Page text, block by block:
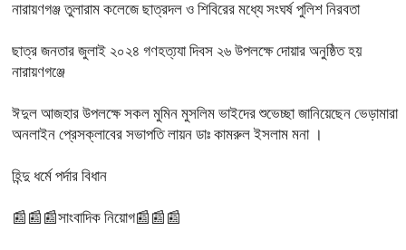
নারায়ণগঞ্জ তুলারাম কলেজে ছাত্রদল ও শিবিরের মধ্যে সংঘর্ষ পুলিশ নিরবতা
ছাত্র জনতার জুলাই ২০২৪ গণহত্য্যা দিবস ২৬ উপলক্ষে দোয়ার অনুষ্ঠিত হয়
নারায়ণগঞ্জে
ঈদুল আজহার উপলক্ষে সকল মুমিন মুসলিম ভাইদের শুভেচ্ছা জানিয়েছেন ভেড়ামারা
অনলাইন প্রেসক্লাবের সভাপতি লায়ন ডাঃ কামরুল ইসলাম মনা ।
হিন্দু ধর্মে পর্দার বিধান
📰📰📰সাংবাদিক নিয়োগ📰📰📰